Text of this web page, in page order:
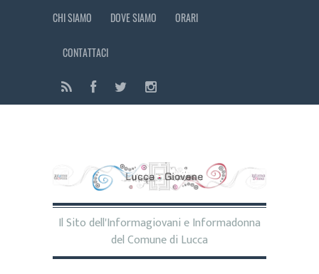
CHI SIAMO DOVE SIAMO ORARI
CONTATTACI
Il Sito dell'Informagiovani e Informadonna
del Comune di Lucca